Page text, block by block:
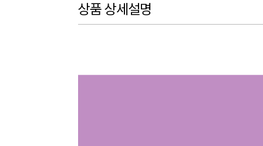
상품 상세설명